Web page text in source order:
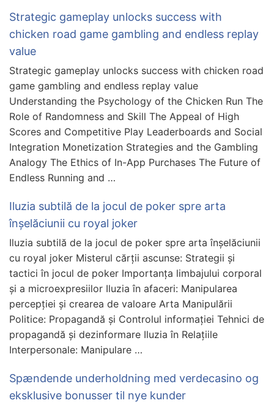
Strategic gameplay unlocks success with
chicken road game gambling and endless replay
value
Strategic gameplay unlocks success with chicken road
game gambling and endless replay value
Understanding the Psychology of the Chicken Run The
Role of Randomness and Skill The Appeal of High
Scores and Competitive Play Leaderboards and Social
Integration Monetization Strategies and the Gambling
Analogy The Ethics of In-App Purchases The Future of
Endless Running and …
Iluzia subtilă de la jocul de poker spre arta
înșelăciunii cu royal joker
Iluzia subtilă de la jocul de poker spre arta înșelăciunii
cu royal joker Misterul cărții ascunse: Strategii și
tactici în jocul de poker Importanța limbajului corporal
și a microexpresiilor Iluzia în afaceri: Manipularea
percepției și crearea de valoare Arta Manipulării
Politice: Propagandă și Controlul informației Tehnici de
propagandă și dezinformare Iluzia în Relațiile
Interpersonale: Manipulare …
Spændende underholdning med verdecasino og
eksklusive bonusser til nye kunder